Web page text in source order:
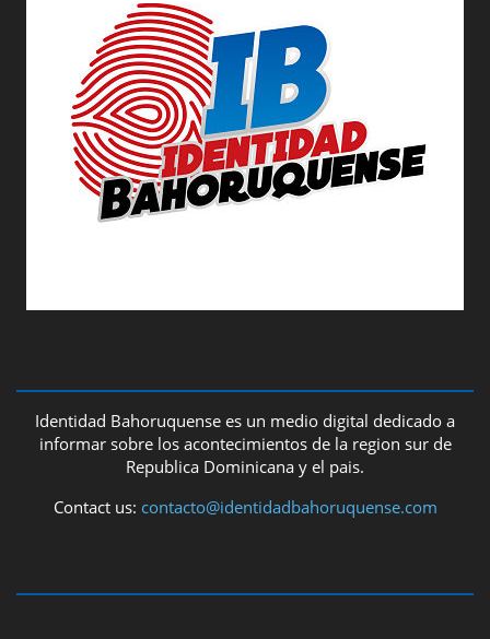
Identidad Bahoruquense es un medio digital dedicado a
informar sobre los acontecimientos de la region sur de
Republica Dominicana y el pais.
Contact us: contacto@identidadbahoruquense.com